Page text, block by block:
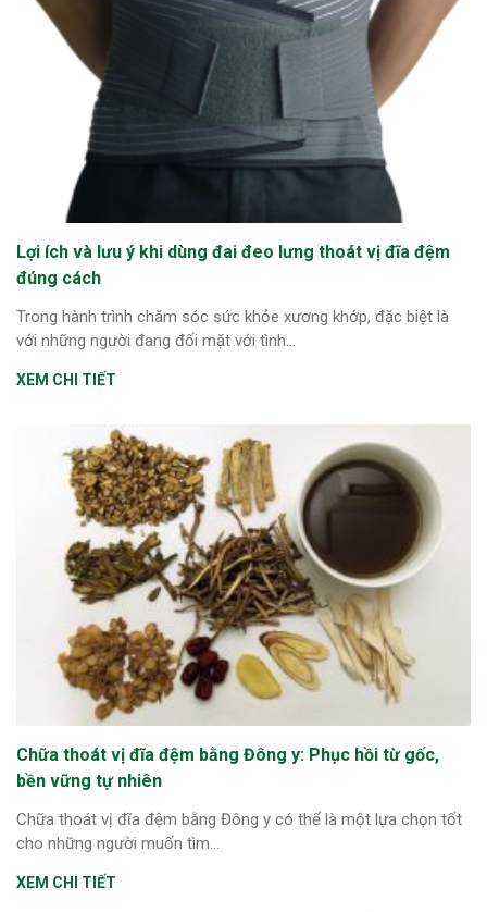
Lợi ích và lưu ý khi dùng đai đeo lưng thoát vị đĩa đệm
đúng cách
Trong hành trình chăm sóc sức khỏe xương khớp, đặc biệt là
với những người đang đối mặt với tình...
XEM CHI TIẾT
Chữa thoát vị đĩa đệm bằng Đông y: Phục hồi từ gốc,
bền vững tự nhiên
Chữa thoát vị đĩa đệm bằng Đông y có thể là một lựa chọn tốt
cho những người muốn tìm...
XEM CHI TIẾT